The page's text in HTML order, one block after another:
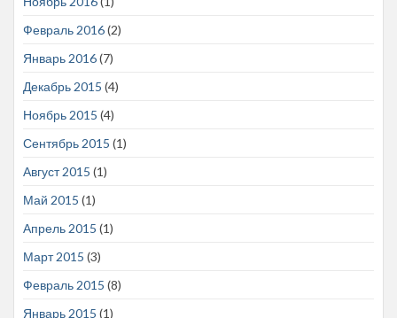
Февраль 2016(2)
Январь 2016(7)
Декабрь 2015 (4)
Ноябрь 2015 (4)
Сентябрь 2015 (1)
Август 2015 (1)
Май 2015 (1)
Апрель 2015 (1)
Март 2015 (3)
Февраль 2015 (8)
Январь 2015 (1)